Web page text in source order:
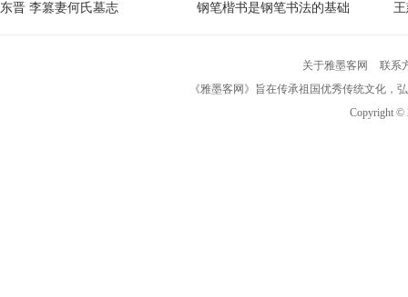
东晋 李篡妻何氏墓志 钢笔楷书是钢笔书法的基础
关于雅墨客网
联系
《雅墨客网》旨在传承祖国优秀传统文化，
Copyright ©